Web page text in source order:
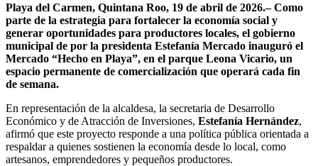
Playa del Carmen, Quintana Roo, 19 de abril de 2026.– Como
parte de la estrategia para fortalecer la economía social y
generar oportunidades para productores locales, el gobierno
municipal de por la presidenta Estefanía Mercado inauguró el
Mercado “Hecho en Playa”, en el parque Leona Vicario, un
espacio permanente de comercialización que operará cada fin
de semana.
En representación de la alcaldesa, la secretaria de Desarrollo
Económico y de Atracción de Inversiones, Estefanía Hernández,
afirmó que este proyecto responde a una política pública orientada a
respaldar a quienes sostienen la economía desde lo local, como
artesanos, emprendedores y pequeños productores.